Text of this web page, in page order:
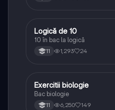
Logică
Logică de 10
10 în bac la logică
11 1,293 24
Biologie
Exercitii biologie
Bac biologie
11 6,250 149